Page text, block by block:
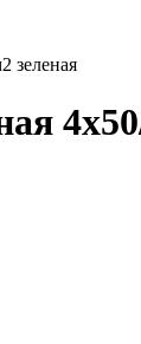
зеленая